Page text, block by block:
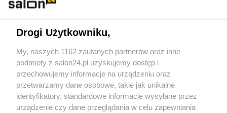
Sport
Społeczeństwo
Kultura
Drogi Użytkowniku,
My, naszych 1162 zaufanych partnerów oraz inne
podmioty z salon24.pl uzyskujemy dostęp i
przechowujemy informacje na urządzeniu oraz
przetwarzamy dane osobowe, takie jak unikalne
identyfikatory, standardowe informacje wysyłane przez
urządzenie czy dane przeglądania w celu zapewniania